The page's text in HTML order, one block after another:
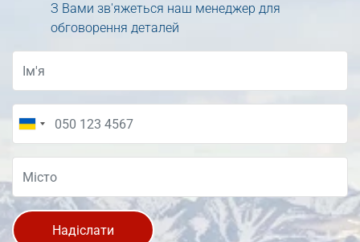
З Вами зв'яжеться наш менеджер для
обговорення деталей
Надіслати